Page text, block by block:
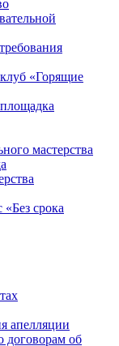
«Горящие
мастерства
срока
апелляции
договорам об